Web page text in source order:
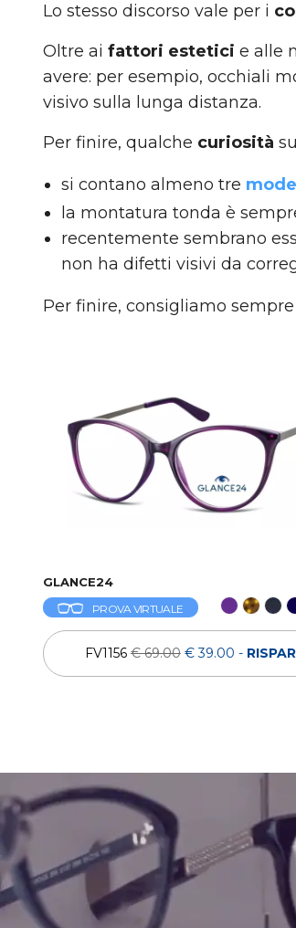
Lo stesso discorso vale per i
Oltre ai fattori estetici e alle
avere: per esempio, occhiali
visivo sulla lunga distanza.
Per finire, qualche curiosità
si contano almeno tre
la montatura tonda è
recentemente sembrano
non ha difetti visivi da
Per finire, consigliamo
GLANCE24
PROVA VIRTUALE
FV1156€ 69.00 € 39.00 -